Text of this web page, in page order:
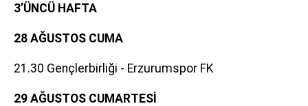
3’ÜNCÜ HAFTA
28 AĞUSTOS CUMA
21.30 Gençlerbirliği - Erzurumspor FK
29 AĞUSTOS CUMARTESİ